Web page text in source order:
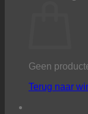
Geen
Terug naar